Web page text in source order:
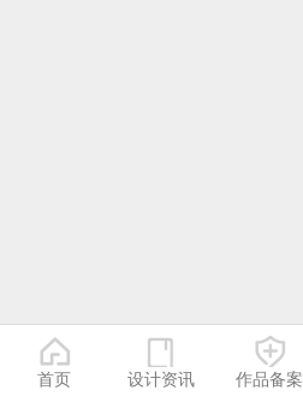
首页 设计资讯 作品备案